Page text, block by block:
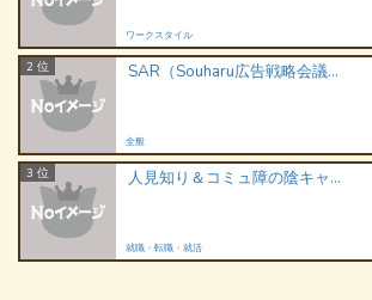
ワークスタイル
2 位 SAR（Souharu広告戦略会議室）
全般
3 位 人見知り＆コミュ障の陰キャ学生が内定を貰った逆転就活術
就職・転職・就活